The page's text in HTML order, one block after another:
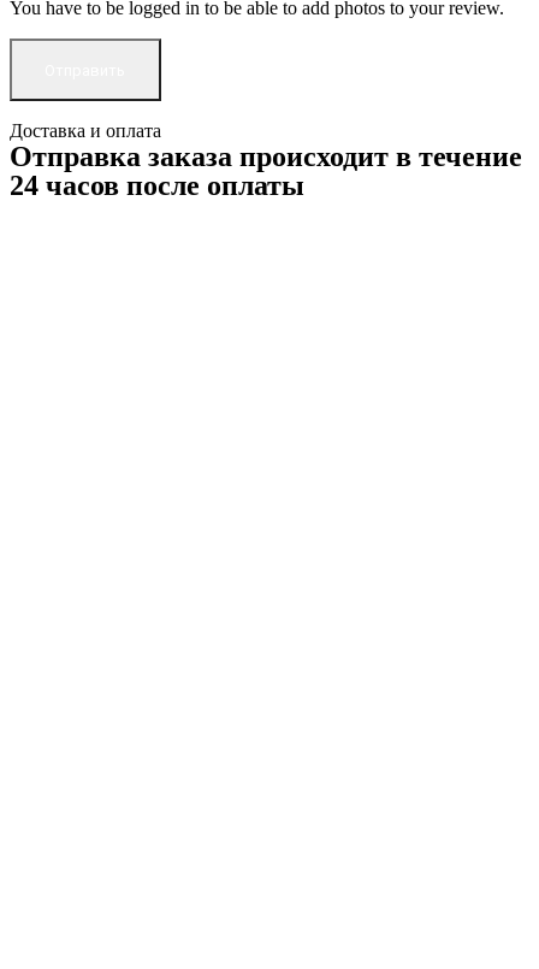
You have to be logged in to be able to add photos to your review.
Доставка и оплата
Отправка заказа происходит в течение
24 часов после оплаты